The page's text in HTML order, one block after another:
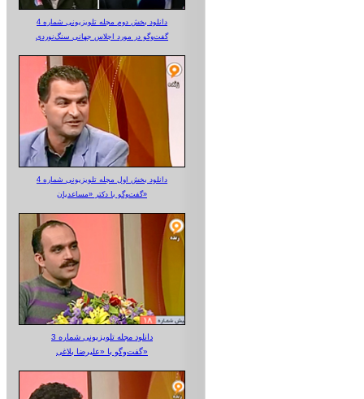
دانلود بخش دوم مجله تلویزیونی شماره 4
گفت‌وگو در مورد اجلاس جهانی سنگ‌نوردی
دانلود بخش اول مجله تلویزیونی شماره 4
گفت‌وگو با دکتر «مساعدیان»
دانلود مجله تلویزیونی شماره 3
گفت‌وگو با «علیرضا بلاغی»